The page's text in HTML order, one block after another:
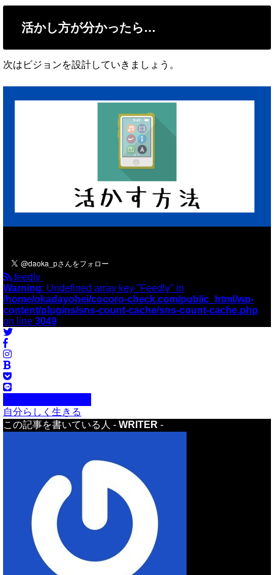
活かし方が分かったら…
次はビジョンを設計していきましょう。
feedly
Warning: Undefined array key "Feedly" in
/home/okadayohei/cocoro-check.com/public_html/wp-
content/plugins/sns-count-cache/sns-count-cache.php
on line 3049
自分らしく生きる
この記事を書いている人 - WRITER -